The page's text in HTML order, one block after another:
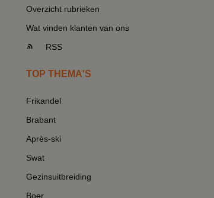
Overzicht rubrieken
Wat vinden klanten van ons
RSS
TOP THEMA'S
Frikandel
Brabant
Après-ski
Swat
Gezinsuitbreiding
Boer